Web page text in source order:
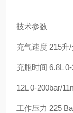
技术参数
充气速度 215升/
充瓶时间 6.8L
12L 0-200bar/
工作压力 225